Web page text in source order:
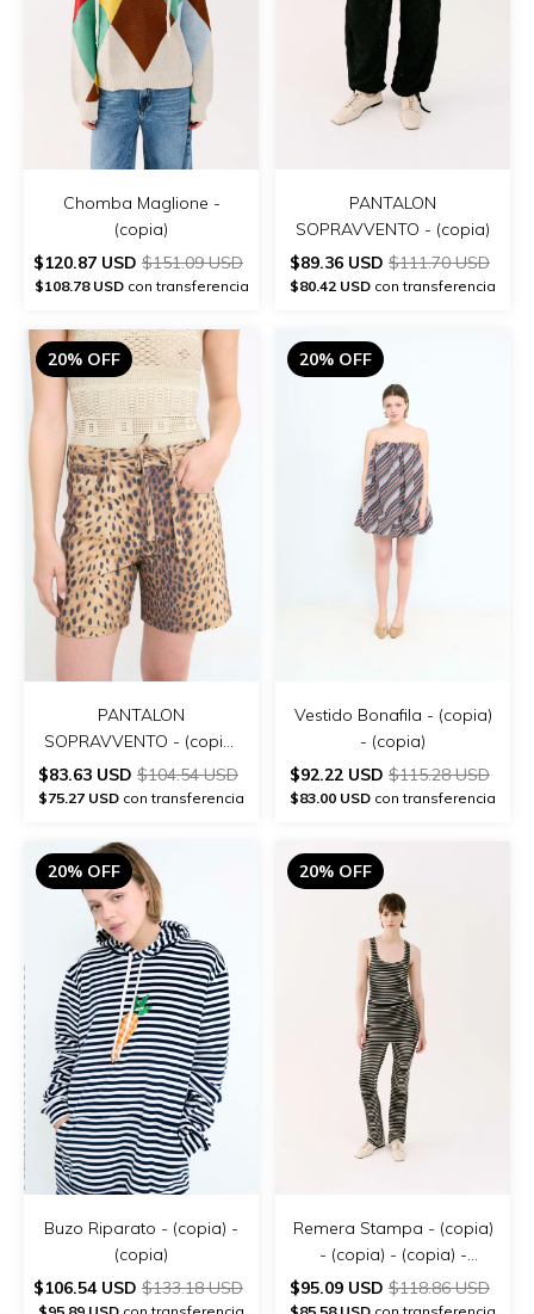
Chomba Maglione -
(copia)
$120.87 USD $151.09 USD
$108.78 USDcon transferencia
PANTALON
SOPRAVVENTO - (copia)
$89.36 USD $111.70 USD
$80.42 USD con transferencia
20% OFF
PANTALON
SOPRAVVENTO - (copia)
- (copia) - (copia)
$83.63 USD $104.54 USD
$75.27 USD con transferencia
20% OFF
Vestido Bonafila - (copia)
- (copia)
$92.22 USD $115.28 USD
$83.00 USD con transferencia
20% OFF
Buzo Riparato - (copia) -
(copia)
$106.54 USD $133.18 USD
$95.89 USD con transferencia
20% OFF
Remera Stampa - (copia)
- (copia) - (copia) -
(copia) - (copia) - (copia)
$95.09 USD $118.86 USD
$85.58 USD con transferencia